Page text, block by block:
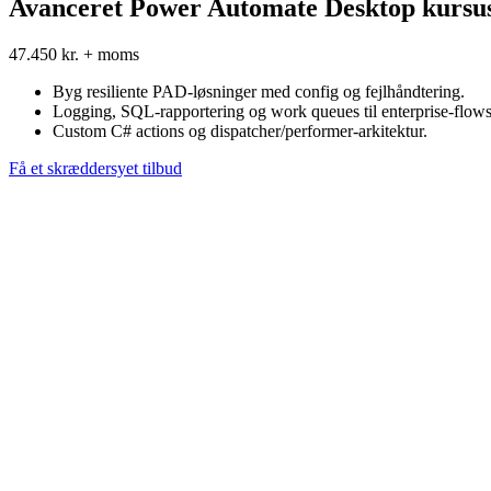
Avanceret Power Automate Desktop
47.450 kr. + moms
Byg resiliente PAD-løsninger med config og fejlhåndtering.
Logging, SQL-rapportering og work queues til enterprise-
Custom C# actions og dispatcher/performer-arkitektur.
Få et skræddersyet tilbud